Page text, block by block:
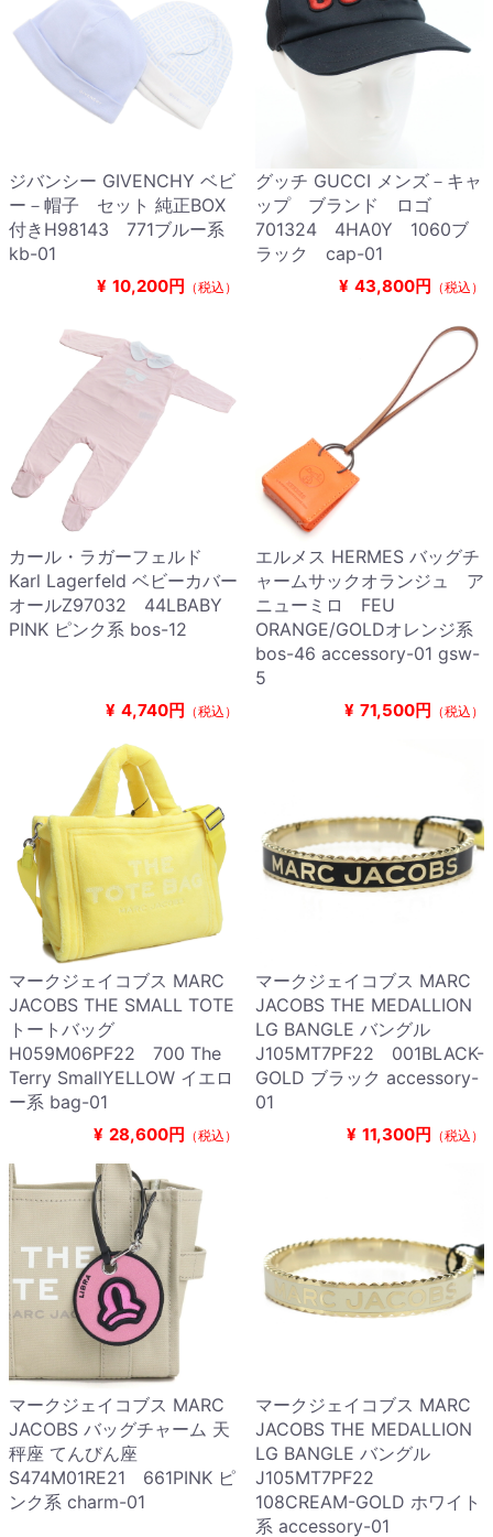
ジバンシー GIVENCHY ベビ
ー－帽子 セット 純正BOX
付きH98143 771ブルー系
kb-01
¥ 10,200円 （税込）
グッチ GUCCI メンズ－キャ
ップ ブランド ロゴ
701324 4HA0Y 1060ブ
ラック cap-01
¥ 43,800円 （税込）
カール・ラガーフェルド
Karl Lagerfeld ベビーカバー
オールZ97032 44LBABY
PINK ピンク系 bos-12
¥ 4,740円 （税込）
エルメス HERMES バッグチ
ャームサックオランジュ ア
ニューミロ FEU
ORANGE/GOLDオレンジ系
bos-46 accessory-01 gsw-
5
¥ 71,500円 （税込）
マークジェイコブス MARC
JACOBS THE SMALL TOTE
トートバッグ
H059M06PF22 700 The
Terry SmallYELLOW イエロ
ー系 bag-01
¥ 28,600円 （税込）
マークジェイコブス MARC
JACOBS THE MEDALLION
LG BANGLE バングル
J105MT7PF22 001BLACK-
GOLD ブラック accessory-
01
¥ 11,300円 （税込）
マークジェイコブス MARC
JACOBS バッグチャーム 天
秤座 てんびん座
S474M01RE21 661PINK ピ
ンク系 charm-01
マークジェイコブス MARC
JACOBS THE MEDALLION
LG BANGLE バングル
J105MT7PF22
108CREAM-GOLD ホワイト
系 accessory-01